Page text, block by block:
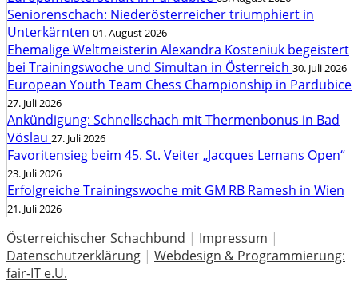
Seniorenschach: Niederösterreicher triumphiert in
Unterkärnten 01. August 2026
Ehemalige Weltmeisterin Alexandra Kosteniuk begeistert
bei Trainingswoche und Simultan in Österreich 30. Juli 2026
European Youth Team Chess Championship in Pardubice
27. Juli 2026
Ankündigung: Schnellschach mit Thermenbonus in Bad
Vöslau 27. Juli 2026
Favoritensieg beim 45. St. Veiter „Jacques Lemans Open“
23. Juli 2026
Erfolgreiche Trainingswoche mit GM RB Ramesh in Wien
21. Juli 2026
Österreichischer Schachbund | Impressum |
Datenschutzerklärung | Webdesign & Programmierung:
fair-IT e.U.